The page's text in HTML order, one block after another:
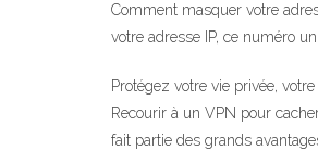
Comment masquer votre
votre adresse IP, ce numéro
Protégez votre vie privée,
Recourir à un VPN pour
fait partie des grands